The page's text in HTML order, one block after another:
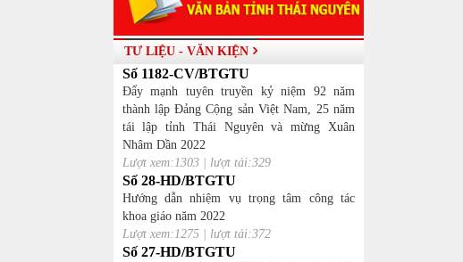
TƯ LIỆU - VĂN KIỆN
Số 1182-CV/BTGTU
Đẩy mạnh tuyên truyền kỷ niệm 92 năm
thành lập Đảng Cộng sản Việt Nam, 25 năm
tái lập tỉnh Thái Nguyên và mừng Xuân
Nhâm Dần 2022
Lượt xem:1303 | lượt tải:329
Số 28-HD/BTGTU
Hướng dẫn nhiệm vụ trọng tâm công tác
khoa giáo năm 2022
Lượt xem:1275 | lượt tải:372
Số 27-HD/BTGTU